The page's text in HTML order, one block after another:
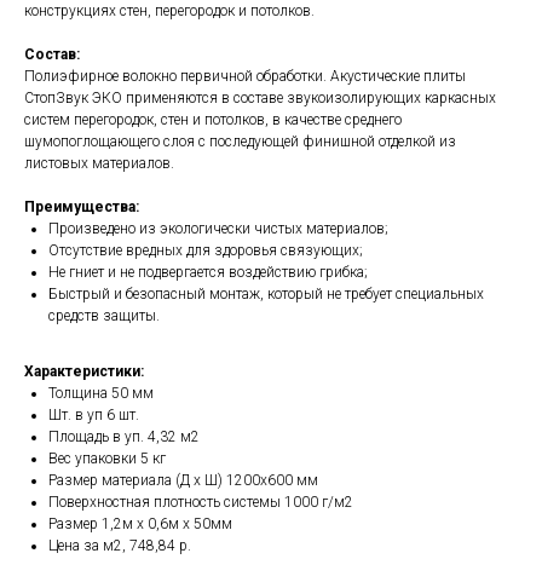
конструкциях стен, перегородок и потолков.
Состав:
Полиэфирное волокно первичной обработки. Акустические плиты
СтопЗвук ЭКО применяются в составе звукоизолирующих каркасных
систем перегородок, стен и потолков, в качестве среднего
шумопоглощающего слоя с последующей финишной отделкой из
листовых материалов.
Преимущества:
Произведено из экологически чистых материалов;
Отсутствие вредных для здоровья связующих;
Не гниет и не подвергается воздействию грибка;
Быстрый и безопасный монтаж, который не требует специальных
средств защиты.
Характеристики:
Толщина 50 мм
Шт. в уп 6 шт.
Площадь в уп. 4,32 м2
Вес упаковки 5 кг
Размер материала (Д х Ш) 1200х600 мм
Поверхностная плотность системы 1000 г/м2
Размер 1,2м x 0,6м x 50мм
Цена за м2, 748,84 р.